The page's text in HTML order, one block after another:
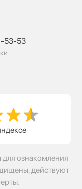
53-53
ознакомления
действуют